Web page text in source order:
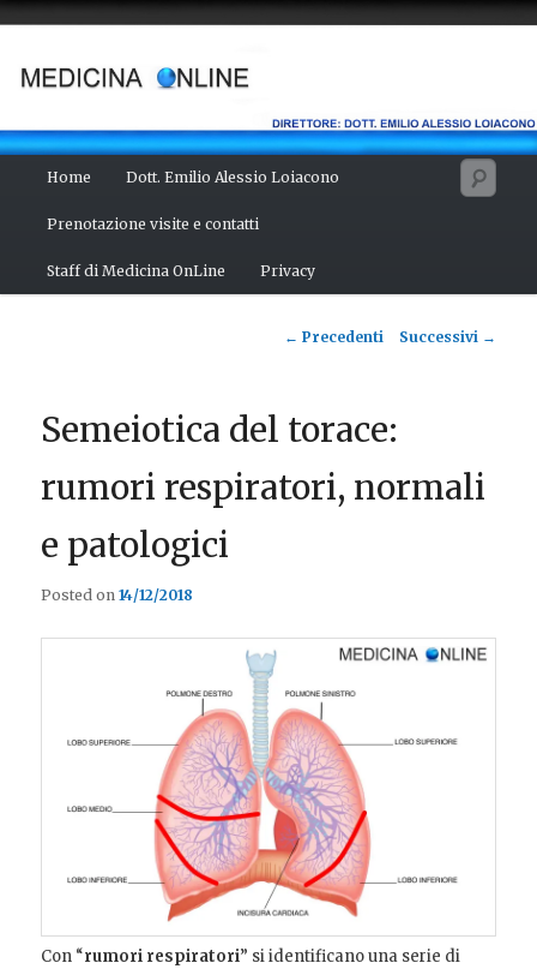
contenuto
principale
Home Dott. Emilio Alessio Loiacono
Prenotazione visite e contatti
Staff di Medicina OnLine Privacy
Navigazione
← Precedenti Successivi →
Semeiotica del torace:
rumori respiratori, normali
e patologici
Posted on14/12/2018
Con “rumori respiratori” si identificano una serie di